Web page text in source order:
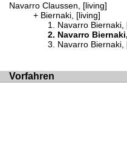
Navarro Claussen, [living]
Biernaki, [living]
Navarro Biernaki,
Navarro
Navarro Biernaki,
Vorfahren